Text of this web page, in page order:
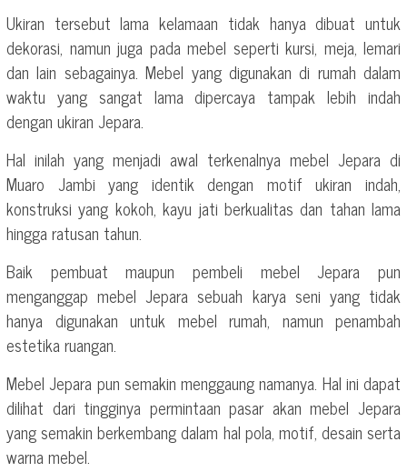
Ukiran tersebut lama kelamaan tidak hanya dibuat untuk
dekorasi, namun juga pada mebel seperti kursi, meja, lemari
dan lain sebagainya. Mebel yang digunakan di rumah dalam
waktu yang sangat lama dipercaya tampak lebih indah
dengan ukiran Jepara.
Hal inilah yang menjadi awal terkenalnya mebel Jepara di
Muaro Jambi yang identik dengan motif ukiran indah,
konstruksi yang kokoh, kayu jati berkualitas dan tahan lama
hingga ratusan tahun.
Baik pembuat maupun pembeli mebel Jepara pun
menganggap mebel Jepara sebuah karya seni yang tidak
hanya digunakan untuk mebel rumah, namun penambah
estetika ruangan.
Mebel Jepara pun semakin menggaung namanya. Hal ini dapat
dilihat dari tingginya permintaan pasar akan mebel Jepara
yang semakin berkembang dalam hal pola, motif, desain serta
warna mebel.